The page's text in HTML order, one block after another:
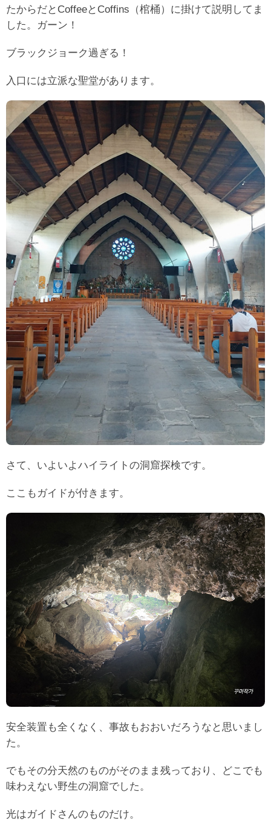
たからだとCoffeeとCoffins（棺桶）に掛けて説明してま
した。ガーン！
ブラックジョーク過ぎる！
入口には立派な聖堂があります。
さて、いよいよハイライトの洞窟探検です。
ここもガイドが付きます。
安全装置も全くなく、事故もおおいだろうなと思いまし
た。
でもその分天然のものがそのまま残っており、どこでも
味わえない野生の洞窟でした。
光はガイドさんのものだけ。